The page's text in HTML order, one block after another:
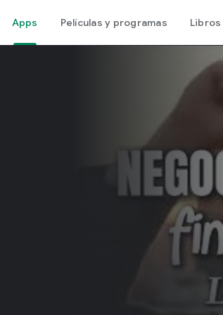
Apps Películas y programas Libros